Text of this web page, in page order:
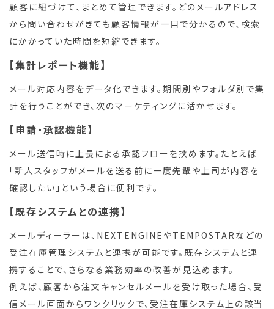
顧客に紐づけて、まとめて管理できます。どのメールアドレス
から問い合わせがきても顧客情報が一目で分かるので、検索
にかかっていた時間を短縮できます。
【集計レポート機能】
メール対応内容をデータ化できます。期間別やフォルダ別で集
計を行うことができ、次のマーケティングに活かせます。
【申請・承認機能】
メール送信時に上長による承認フローを挟めます。たとえば
「新人スタッフがメールを送る前に一度先輩や上司が内容を
確認したい」という場合に便利です。
【既存システムとの連携】
メールディーラーは、NEXTENGINEやTEMPOSTARなどの
受注在庫管理システムと連携が可能です。既存システムと連
携することで、さらなる業務効率の改善が見込めます。
例えば、顧客から注文キャンセルメールを受け取った場合、受
信メール画面からワンクリックで、受注在庫システム上の該当